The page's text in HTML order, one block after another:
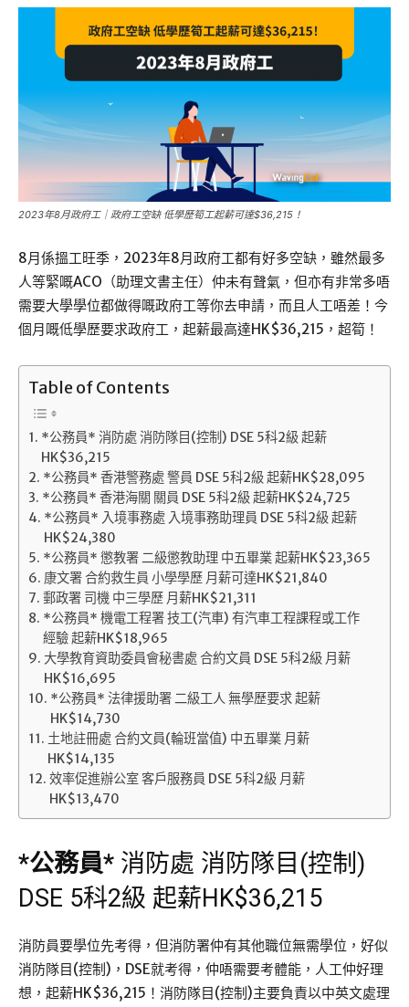
2023年8月政府工｜政府工空缺 低學歷筍工起薪可達$36,215！
8月係搵工旺季，2023年8月政府工都有好多空缺，雖然最多
人等緊嘅ACO（助理文書主任）仲未有聲氣，但亦有非常多唔
需要大學學位都做得嘅政府工等你去申請，而且人工唔差！今
個月嘅低學歷要求政府工，起薪最高達HK$36,215，超筍！
Table of Contents
*公務員* 消防處 消防隊目(控制) DSE 5科2級 起薪
HK$36,215
*公務員* 香港警務處 警員 DSE 5科2級 起薪HK$28,095
*公務員* 香港海關 關員 DSE 5科2級 起薪HK$24,725
*公務員* 入境事務處 入境事務助理員 DSE 5科2級 起薪
HK$24,380
*公務員* 懲教署 二級懲教助理 中五畢業 起薪HK$23,365
康文署 合約救生員 小學學歷 月薪可達HK$21,840
郵政署 司機 中三學歷 月薪HK$21,311
*公務員* 機電工程署 技工(汽車) 有汽車工程課程或工作
經驗 起薪HK$18,965
大學教育資助委員會秘書處 合約文員 DSE 5科2級 月薪
HK$16,695
*公務員* 法律援助署 二級工人 無學歷要求 起薪
HK$14,730
土地註冊處 合約文員(輪班當值) 中五畢業 月薪
HK$14,135
效率促進辦公室 客戶服務員 DSE 5科2級 月薪
HK$13,470
*公務員* 消防處 消防隊目(控制)
DSE 5科2級 起薪HK$36,215
消防員要學位先考得，但消防署仲有其他職位無需學位，好似
消防隊目(控制)，DSE就考得，仲唔需要考體能，人工仲好理
想，起薪HK$36,215！消防隊目(控制)主要負責以中英文處理